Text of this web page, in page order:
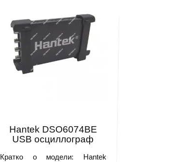
Hantek DSO6074BE
USB осциллограф
Кратко о модели: Hantek